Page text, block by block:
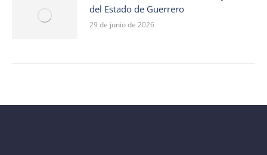
del Estado de Guerrero
29 de junio de 2026